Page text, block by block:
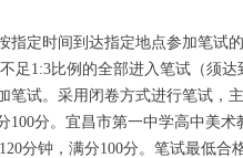
定时间到达指定地点参加笔试的
足1:3比例的全部进入笔试（须达
笔试。采用闭卷方式进行笔试，主
100分。宜昌市第一中学高中美术
分钟，满分100分。笔试最低合